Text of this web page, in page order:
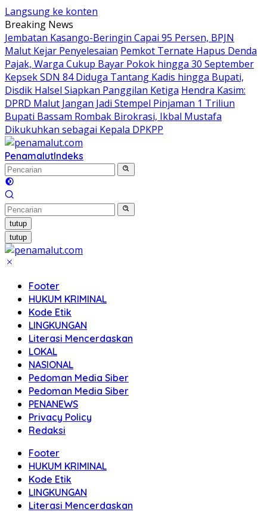
Langsung ke konten
Breaking News
Jembatan Kasango-Beringin Capai 95 Persen, BPJN
Malut Kejar Penyelesaian Pemkot Ternate Hapus Denda
Pajak, Warga Cukup Bayar Pokok hingga 30 September
Kepsek SDN 84 Diduga Tantang Kadis hingga Bupati,
Disdik Halsel Siapkan Panggilan Ketiga Hendra Kasim:
DPRD Malut Jangan Jadi Stempel Pinjaman 1 Triliun
Bupati Bassam Rombak Birokrasi, Ikbal Mustafa
Dikukuhkan sebagai Kepala DPKPP
PenamalutIndeks
tutup
tutup
Footer
HUKUM KRIMINAL
Kode Etik
LINGKUNGAN
Literasi Mencerdaskan
LOKAL
NASIONAL
Pedoman Media Siber
Pedoman Media Siber
PENANEWS
Privacy Policy
Redaksi
Footer
HUKUM KRIMINAL
Kode Etik
LINGKUNGAN
Literasi Mencerdaskan